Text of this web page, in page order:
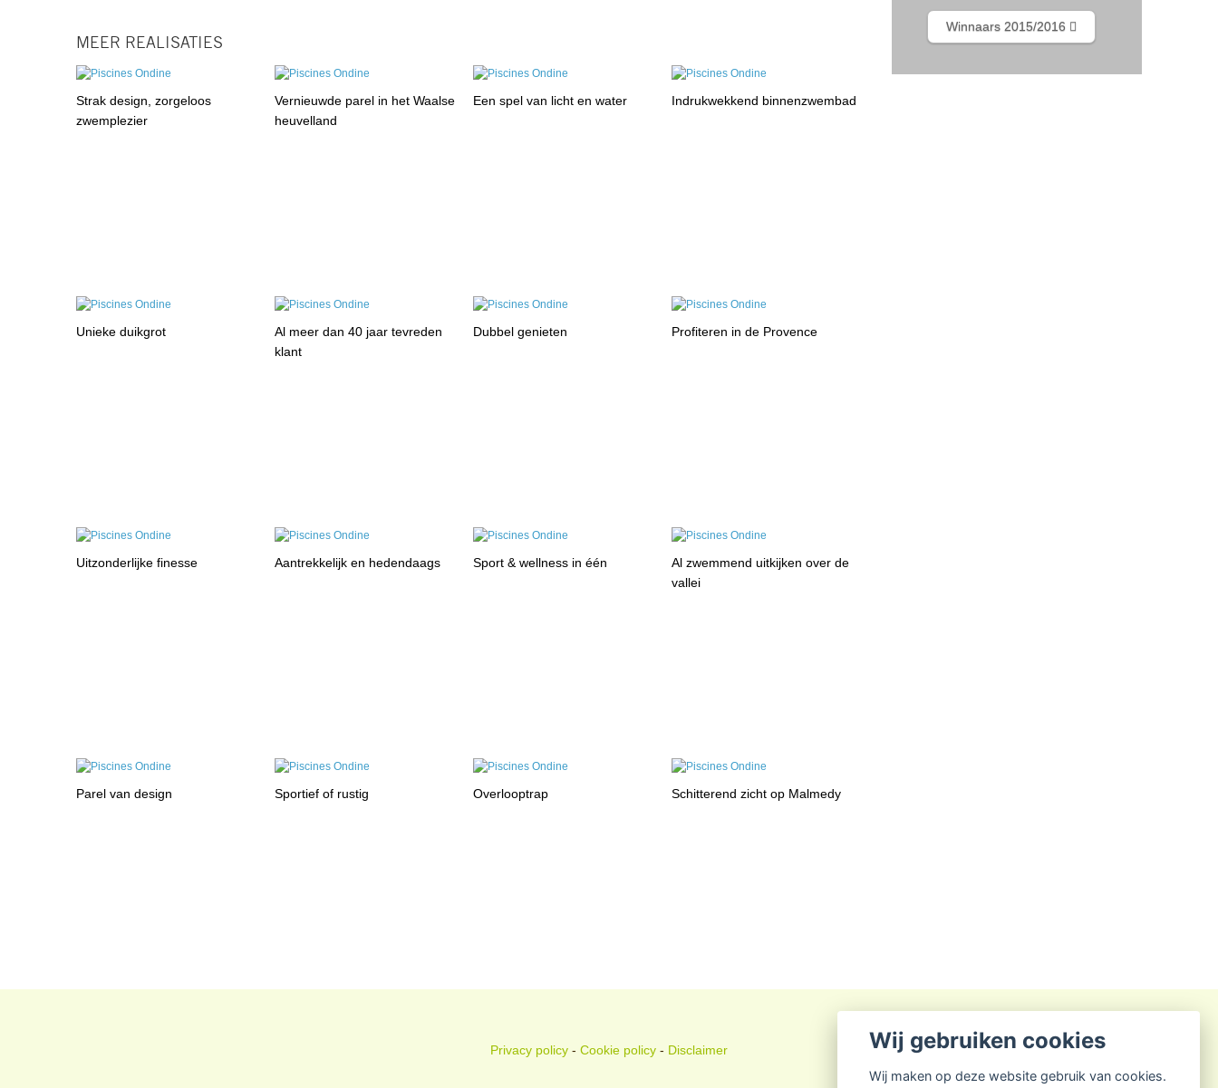
MEER REALISATIES
Strak design, zorgeloos
zwemplezier
Vernieuwde parel in het Waalse
heuvelland
Een spel van licht en water Indrukwekkend binnenzwembad
Unieke duikgrot
Al meer dan 40 jaar tevreden
klant
Dubbel genieten Profiteren in de Provence
Uitzonderlijke finesse Aantrekkelijk en hedendaags Sport & wellness in één
Al zwemmend uitkijken over de
vallei
Parel van design Sportief of rustig Overlooptrap Schitterend zicht op Malmedy
Winnaars 2015/2016
Privacy policy - Cookie policy - Disclaimer Wij gebruiken cookies
Wij maken op deze website gebruik van cookies.